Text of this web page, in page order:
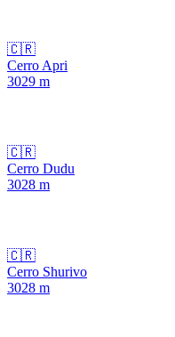
🇨🇷
Cerro Apri
3029 m
🇨🇷
Cerro Dudu
3028 m
🇨🇷
Cerro Shurivo
3028 m